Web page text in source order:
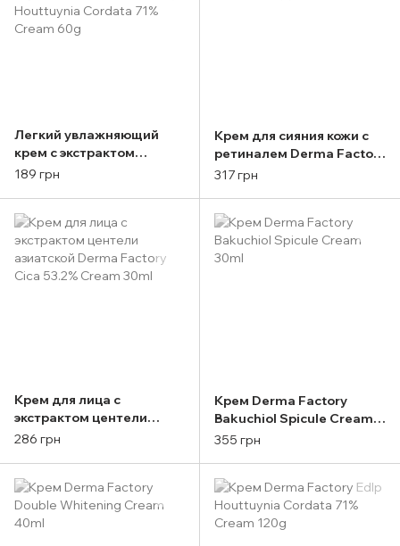
Легкий увлажняющий
крем с экстрактом
хауттюйнии Derma
189 грн
Крем для сияния кожи с
ретиналем Derma Factory
Retinal 300ppm Cream
317 грн
Крем для лица с
экстрактом центели
азиатской Derma Factory
286 грн
Крем Derma Factory
Bakuchiol Spicule Cream
30ml
355 грн